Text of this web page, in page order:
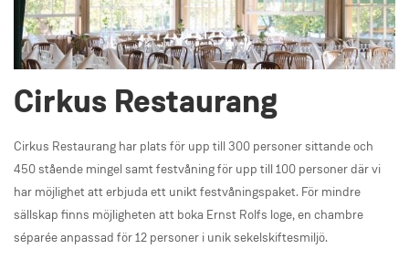
Cirkus Restaurang
Cirkus Restaurang har plats för upp till 300 personer sittande och
450 stående mingel samt festvåning för upp till 100 personer där vi
har möjlighet att erbjuda ett unikt festvåningspaket. För mindre
sällskap finns möjligheten att boka Ernst Rolfs loge, en chambre
séparée anpassad för 12 personer i unik sekelskiftesmiljö.